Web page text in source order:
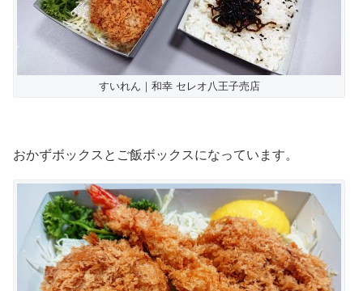
すいれん｜和幸 セレオ八王子売店
おかずボックスとご飯ボックスになっています。